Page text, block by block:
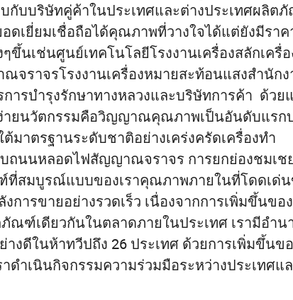
กับบริษัทคู่ค้าในประเทศและต่างประเทศผลิต
ยี่ยมเชื่อถือได้คุณภาพที่วางใจได้แต่ยังมีรา
นเช่นศูนย์เทคโนโลยีโรงงานเครื่องสลักเครื่
จราจรโรงงานเครื่องหมายสะท้อนแสงสำนัก
ารบำรุงรักษาทางหลวงและบริษัทการค้า ด้วย
ายนวัตกรรมคือวิญญาณคุณภาพเป็นอันดับแรก
าตรฐานระดับชาติอย่างเคร่งครัดเครื่องทำ
บถนนหลอดไฟสัญญาณจราจร การยกย่องชมเช
ที่สมบูรณ์แบบของเราคุณภาพภายในที่โดดเด่
ารขายอย่างรวดเร็ว เนื่องจากการเพิ่มขึ้นขอ
ฑ์เดียวกันในตลาดภายในประเทศ เรามีอำน
ดีในห้าทวีปถึง 26 ประเทศ ด้วยการเพิ่มขึ้นข
ดำเนินกิจกรรมความร่วมมือระหว่างประเทศแ